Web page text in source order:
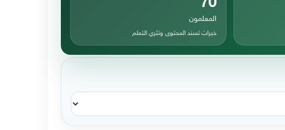
المعلمون
خبرات تسند المحتوى وتثري التعلم